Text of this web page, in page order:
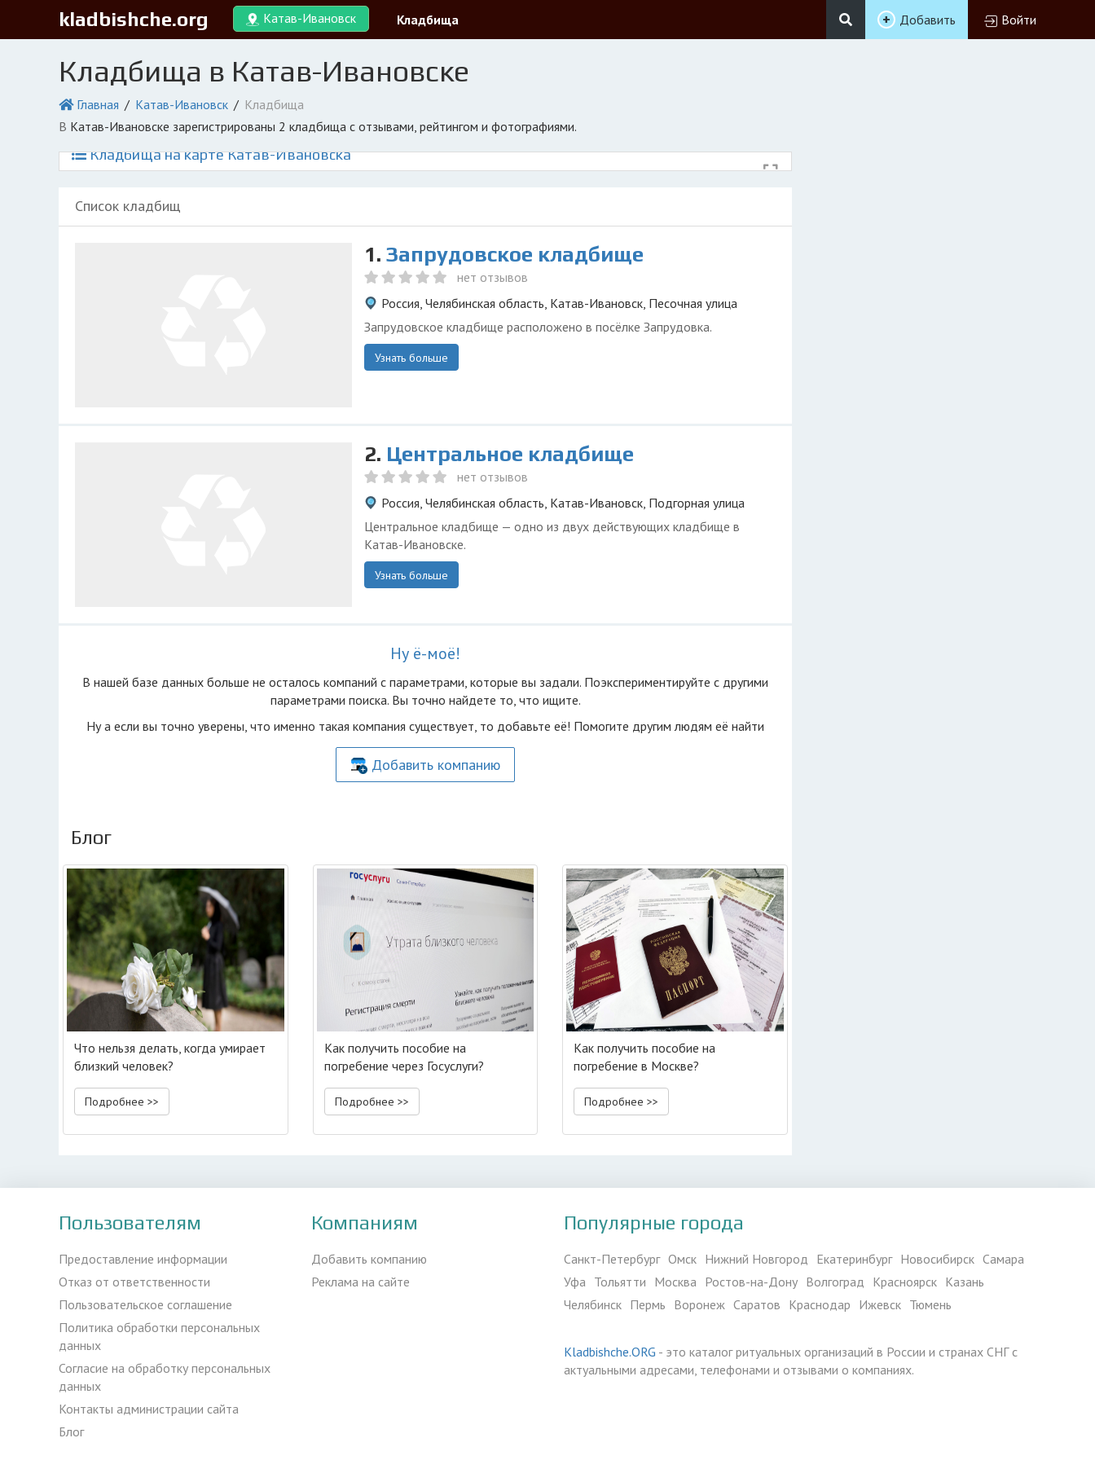
kladbishche.org Катав-Ивановск Кладбища Добавить Войти
Кладбища в Катав-Ивановске
Главная Катав-Ивановск
Кладбища
в Катав-Ивановске зарегистрированы 2 кладбища с отзывами, рейтингом и фотографиями.
Кладбища на карте Катав-Ивановска
Список кладбищ
1. Запрудовское кладбище
нет отзывов
Россия, Челябинская область, Катав-Ивановск, Песочная улица
Запрудовское кладбище расположено в посёлке Запрудовка.
Узнать больше
2. Центральное кладбище
нет отзывов
Россия, Челябинская область, Катав-Ивановск, Подгорная улица
Центральное кладбище — одно из двух действующих кладбище в
Катав-Ивановске.
Узнать больше
Ну ё-моё!
В нашей базе данных больше не осталоcь компаний с параметрами, которые вы задали. Поэкспериментируйте с другими
параметрами поиска. Вы точно найдете то, что ищите.
Ну а если вы точно уверены, что именно такая компания существует, то добавьте её! Помогите другим людям её найти
Добавить компанию
Блог
Что нельзя делать, когда умирает
близкий человек?
Подробнее >>
Как получить пособие на
погребение через Госуслуги?
Подробнее >>
Как получить пособие на
погребение в Москве?
Подробнее >>
Пользователям
Предоставление информации
Отказ от ответственности
Пользовательское соглашение
Политика обработки персональных
данных
Согласие на обработку персональных
данных
Контакты администрации сайта
Блог
Компаниям
Добавить компанию
Реклама на сайте
Популярные города
Санкт-Петербург Омск Нижний Новгород Екатеринбург Новосибирск Самара
Уфа Тольятти Москва Ростов-на-Дону Волгоград Красноярск Казань
Челябинск Пермь Воронеж Саратов Краснодар Ижевск Тюмень
Kladbishche.ORG - это каталог ритуальных организаций в России и странах СНГ с
актуальными адресами, телефонами и отзывами о компаниях.